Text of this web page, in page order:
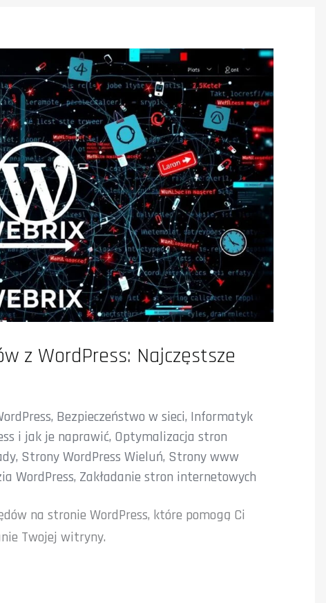
z WordPress: Najczęstsze
, Bezpieczeństwo w sieci, Informatyk
i jak je naprawić, Optymalizacja stron
, Strony WordPress Wieluń, Strony www
WordPress, Zakładanie stron internetowych
na stronie WordPress, które pomogą Ci
Twojej witryny.